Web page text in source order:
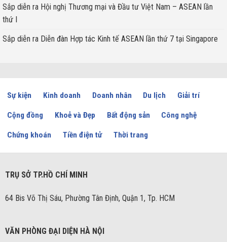
Sắp diễn ra Hội nghị Thương mại và Đầu tư Việt Nam – ASEAN lần
thứ I
Sắp diễn ra Diễn đàn Hợp tác Kinh tế ASEAN lần thứ 7 tại Singapore
Sự kiện Kinh doanh Doanh nhân Du lịch Giải trí
Cộng đồng Khoẻ và Đẹp Bất động sản Công nghệ
Chứng khoán Tiền điện tử Thời trang
TRỤ SỞ TP.HỒ CHÍ MINH
64 Bis Võ Thị Sáu, Phường Tân Định, Quận 1, Tp. HCM
VĂN PHÒNG ĐẠI DIỆN HÀ NỘI